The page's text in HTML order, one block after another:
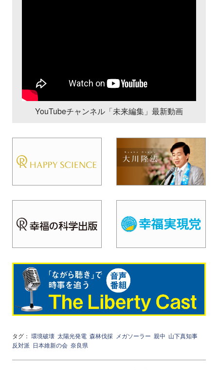
YouTubeチャンネル「未来編集」最新動画
タグ： 環境破壊 太陽光発電 森林伐採 メガソーラー 親中 山下真知事
反対派 日本維新の会 奈良県